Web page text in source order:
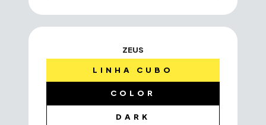
ZEUS
LINHA CUBO
COLOR
DARK